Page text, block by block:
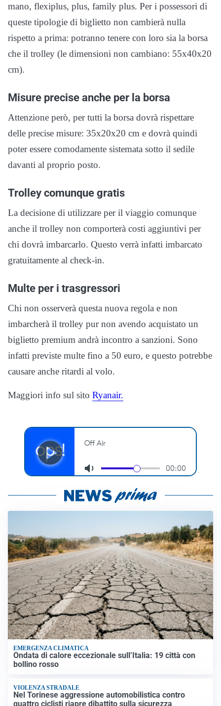
mano, flexiplus, plus, family plus. Per i possessori di
queste tipologie di biglietto non cambierà nulla
rispetto a prima: potranno tenere con loro sia la borsa
che il trolley (le dimensioni non cambiano: 55x40x20
cm).
Misure precise anche per la borsa
Attenzione però, per tutti la borsa dovrà rispettare
delle precise misure: 35x20x20 cm e dovrà quindi
poter essere comodamente sistemata sotto il sedile
davanti al proprio posto.
Trolley comunque gratis
La decisione di utilizzare per il viaggio comunque
anche il trolley non comporterà costi aggiuntivi per
chi dovrà imbarcarlo. Questo verrà infatti imbarcato
gratuitamente al check-in.
Multe per i trasgressori
Chi non osserverà questa nuova regola e non
imbarcherà il trolley pur non avendo acquistato un
biglietto premium andrà incontro a sanzioni. Sono
infatti previste multe fino a 50 euro, e questo potrebbe
causare anche ritardi al volo.
Maggiori info sul sito Ryanair.
EMERGENZA CLIMATICA
Ondata di calore eccezionale sull’Italia: 19 città con
bollino rosso
VIOLENZA STRADALE
Nel Torinese aggressione automobilistica contro
quattro ciclisti riapre dibattito sulla sicurezza